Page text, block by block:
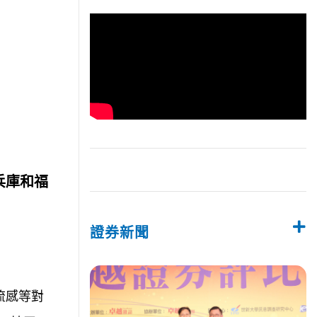
庫和福
感等對
證券新聞